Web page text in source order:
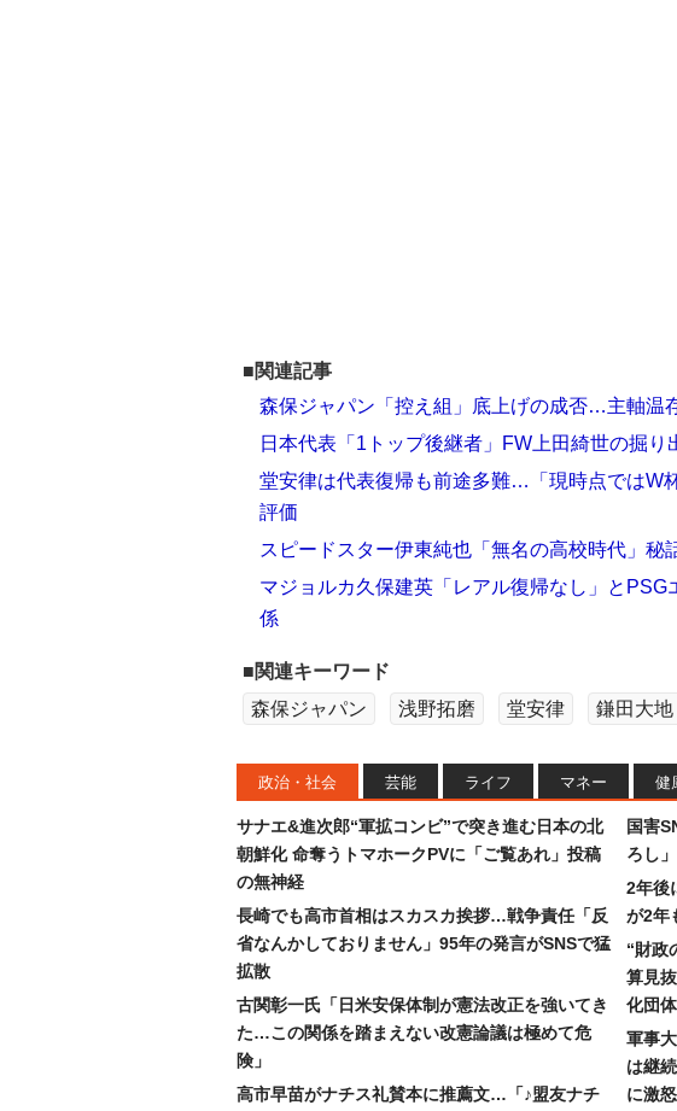
■関連記事
森保ジャパン「控え組」底上げの成否…主軸温
日本代表「1トップ後継者」FW上田綺世の掘
堂安律は代表復帰も前途多難…「現時点ではW
評価
スピードスター伊東純也「無名の高校時代」秘
マジョルカ久保建英「レアル復帰なし」と
係
■関連キーワード
森保ジャパン
浅野拓磨 堂安律 鎌田大地
政治・社会 芸能 ライフ マネー 健
サナエ&進次郎“軍拡コンビ”で突き進む日本の北
朝鮮化 命奪うトマホークPVに「ご覧あれ」投稿
の無神経
長崎でも高市首相はスカスカ挨拶…戦争責任「反
省なんかしておりません」95年の発言がSNSで猛
拡散
古関彰一氏「日米安保体制が憲法改正を強いてき
た…この関係を踏まえない改憲論議は極めて危
険」
高市早苗がナチス礼賛本に推薦文…「♪盟友ナチ
国害
ろし
2年後
が2年
“財政
算見
化団
軍事
は継
に激怒